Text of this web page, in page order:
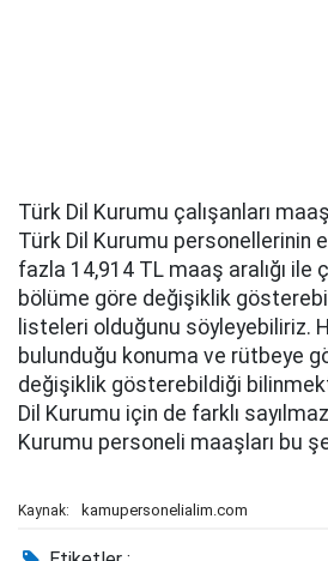
Türk Dil Kurumu çalışanları
Türk Dil Kurumu personellerinin
fazla 14,914 TL maaş aralığı ile
bölüme göre değişiklik
listeleri olduğunu söyleyebiliriz.
bulunduğu konuma ve rütbeye
değişiklik gösterebildiği
Dil Kurumu için de farklı
Kurumu personeli maaşları bu
Kaynak: kamupersonelialim.com